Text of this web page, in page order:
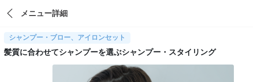
メニュー詳細
シャンプー・ブロー、アイロンセット
髪質に合わせてシャンプーを選ぶシャンプー・スタイリング